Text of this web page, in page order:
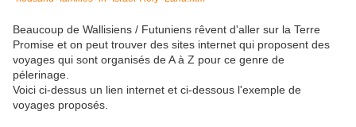
Beaucoup de Wallisiens / Futuniens rêvent d'aller sur la Terre
Promise et on peut trouver des sites internet qui proposent des
voyages qui sont organisés de A à Z pour ce genre de
pélerinage.
Voici ci-dessus un lien internet et ci-dessous l'exemple de
voyages proposés.